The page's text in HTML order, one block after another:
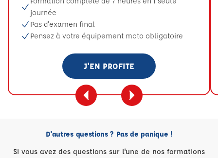
journée
Pas d'examen final
Pensez à votre équipement moto obligatoire
J'EN PROFITE
D'autres questions ? Pas de panique !
Si vous avez des questions sur l'une de nos formations